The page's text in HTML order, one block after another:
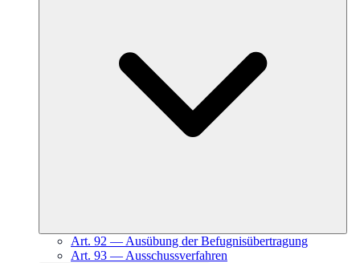
Art. 92 — Ausübung der Befugnisübertragung
Art. 93 — Ausschussverfahren